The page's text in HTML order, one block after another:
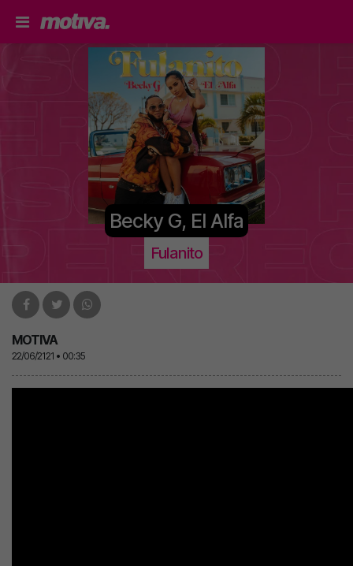
Becky G, El Alfa
Fulanito
MOTIVA
22/06/2121 • 00:35